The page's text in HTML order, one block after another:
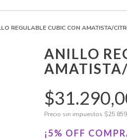
REGULABLE CUBIC CON AMATISTA/
ANILLO
Precio sin impuestos
¡5% OFF